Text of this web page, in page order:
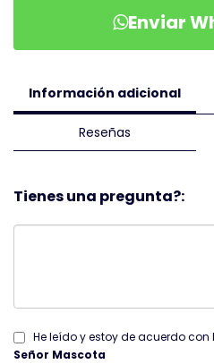
Enviar
Información adicional
Reseñas
Tienes una pregunta?:
He leído y estoy de acuerdo
Señor Mascota